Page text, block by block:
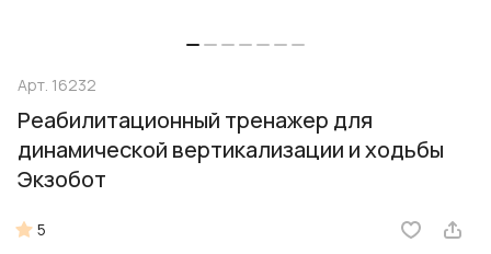
Арт. 16232
Реабилитационный тренажер для
динамической вертикализации и ходьбы
Экзобот
5